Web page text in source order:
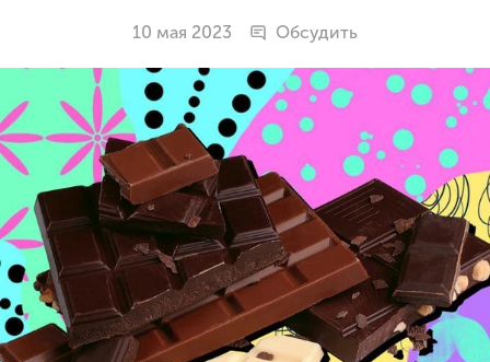
10 мая 2023 Обсудить